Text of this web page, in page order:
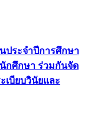
ประจำปีการศึกษา
กศึกษา ร่วมกันจัด
เบียบวินัยและ